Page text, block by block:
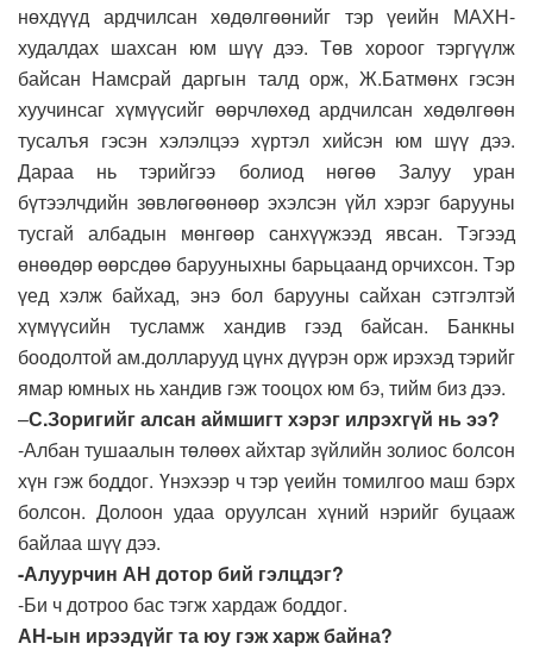
нөхдүүд ардчилсан хөдөлгөөнийг тэр үеийн МАХН-
худалдах шахсан юм шүү дээ. Төв хороог тэргүүлж
байсан Намсрай даргын талд орж, Ж.Батмөнх гэсэн
хуучинсаг хүмүүсийг өөрчлөхөд ардчилсан хөдөлгөөн
тусалъя гэсэн хэлэлцээ хүртэл хийсэн юм шүү дээ.
Дараа нь тэрийгээ болиод нөгөө Залуу уран
бүтээлчдийн зөвлөгөөнөөр эхэлсэн үйл хэрэг барууны
тусгай албадын мөнгөөр санхүүжээд явсан. Тэгээд
өнөөдөр өөрсдөө барууныхны барьцаанд орчихсон. Тэр
үед хэлж байхад, энэ бол барууны сайхан сэтгэлтэй
хүмүүсийн тусламж хандив гээд байсан. Банкны
боодолтой ам.долларууд цүнх дүүрэн орж ирэхэд тэрийг
ямар юмных нь хандив гэж тооцох юм бэ, тийм биз дээ.
–С.Зоригийг алсан аймшигт хэрэг илрэхгүй нь ээ?
-Албан тушаалын төлөөх айхтар зүйлийн золиос болсон
хүн гэж боддог. Үнэхээр ч тэр үеийн томилгоо маш бэрх
болсон. Долоон удаа оруулсан хүний нэрийг буцааж
байлаа шүү дээ.
-Алуурчин АН дотор бий гэлцдэг?
-Би ч дотроо бас тэгж хардаж боддог.
АН-ын ирээдүйг та юу гэж харж байна?